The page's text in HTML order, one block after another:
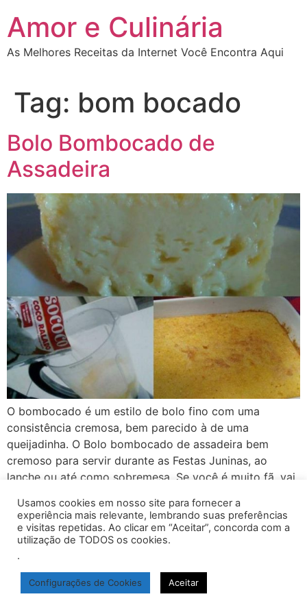
para
conteúdo
Amor e Culinária
As Melhores Receitas da Internet Você Encontra Aqui
Tag: bom bocado
Bolo Bombocado de
Assadeira
O bombocado é um estilo de bolo fino com uma
consistência cremosa, bem parecido à de uma
queijadinha. O Bolo bombocado de assadeira bem
cremoso para servir durante as Festas Juninas, ao
lanche ou até como sobremesa. Se você é muito fã, vai
essa delícia! Anote aí os ingredientes: Ingredientes: 1
lata […]
Usamos cookies em nosso site para fornecer a
experiência mais relevante, lembrando suas preferências
e visitas repetidas. Ao clicar em “Aceitar”, concorda com a
utilização de TODOS os cookies.
.
Configurações de Cookies Aceitar